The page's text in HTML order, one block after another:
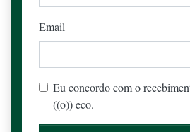
Email
Eu concordo com o
((o)) eco.